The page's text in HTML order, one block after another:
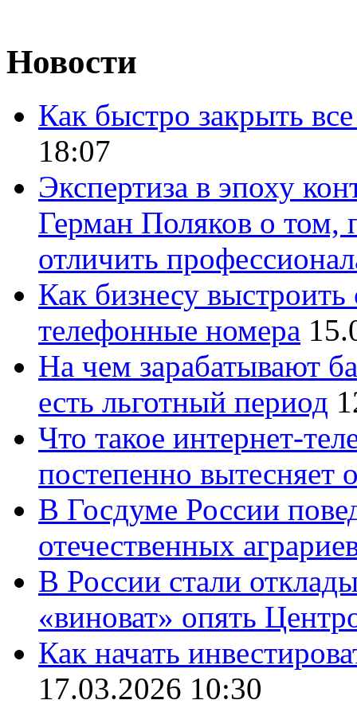
Новости
Как быстро закрыть
18:07
Экспертиза в эпоху
Герман Поляков о том,
отличить
Как бизнесу
телефонные номера
На чем зарабатывают
есть льготный период
Что такое интернет-
постепенно вытесняет
В Госдуме России
отечественных
В России стали
«виноват» опять
Как начать
17.03.2026 10:30